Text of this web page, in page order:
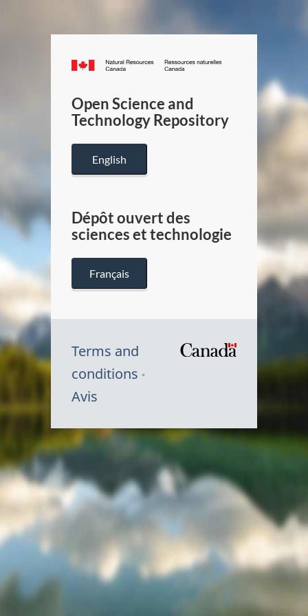
Canada.ca
/
Canada
Open Science and
Technology Repository
English
Dépôt ouvert des
sciences et technologie
Français
Terms and
conditions
Avis
Symbole
du